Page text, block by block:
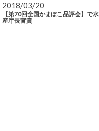
2018/03/20
【第70回全国かまぼこ品評会】で水
産庁長官賞